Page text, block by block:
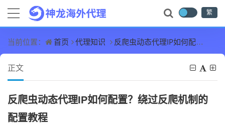
繁
当前位置： 首页 代理知识 反爬虫动态代理IP如何配置？绕过反爬机制的配置教程
正文
反爬虫动态代理IP如何配置？绕过反爬机制的
配置教程